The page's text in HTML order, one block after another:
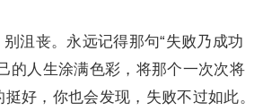
沮丧。永远记得那句“失败乃成功
的人生涂满色彩，将那个一次次将
好，你也会发现，失败不过如此。